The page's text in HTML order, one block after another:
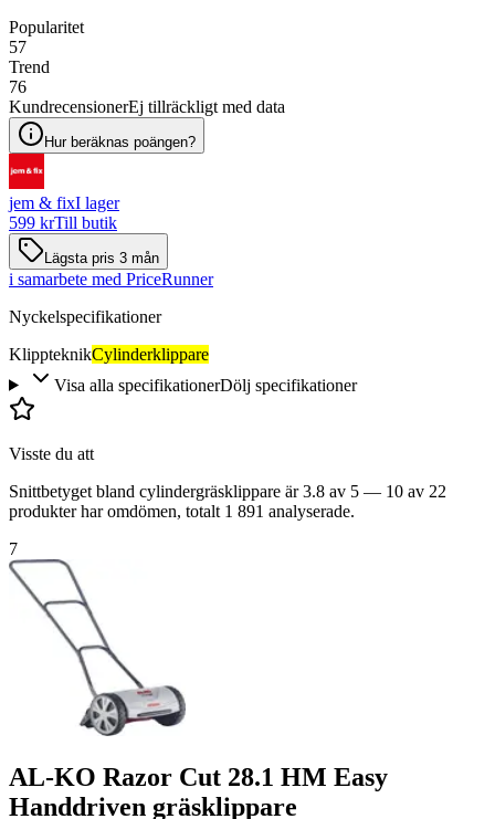
Popularitet
57
Trend
76
KundrecensionerEj tillräckligt med data
Hur beräknas poängen?
jem & fixI lager
599 krTill butik
Lägsta pris 3 mån
i samarbete med PriceRunner
Nyckelspecifikationer
KlippteknikCylinderklippare
Visa alla specifikationerDölj specifikationer
Visste du att
Snittbetyget bland cylindergräsklippare är 3.8 av 5 — 10 av 22
produkter har omdömen, totalt 1 891 analyserade.
7
AL-KO Razor Cut 28.1 HM Easy
Handdriven gräsklippare